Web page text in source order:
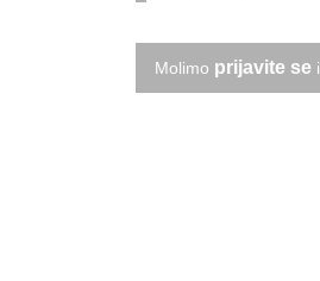
Molimo prijavite se